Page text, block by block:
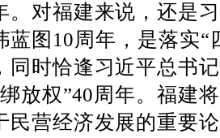
。对福建来说，还是
蓝图10周年，是落实“
同时恰逢习近平总书
放权”40周年。福建
民营经济发展的重要